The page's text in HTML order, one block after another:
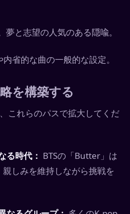
と志望の人気のある隠喩。
省的な曲の一般的な設定。
を構築する
これらのパスで拡大してくだ
る時代： BTSの「Butter」は
しみを維持しながら挑戦を